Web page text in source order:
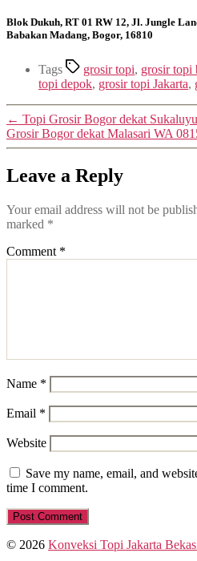
Blok Dukuh, RT 01 RW 12, Jl. Jungle
Babakan Madang, Bogor, 16810
Tags grosir topi, grosir topi
topi depok, grosir topi Jakarta,
← Topi Grosir Bogor dekat
Grosir Bogor dekat Malasari WA
Leave a Reply
Your email address will not be
marked *
Comment *
Name *
Email *
Website
Save my name, email, and
time I comment.
© 2026 Konveksi Topi Jakarta